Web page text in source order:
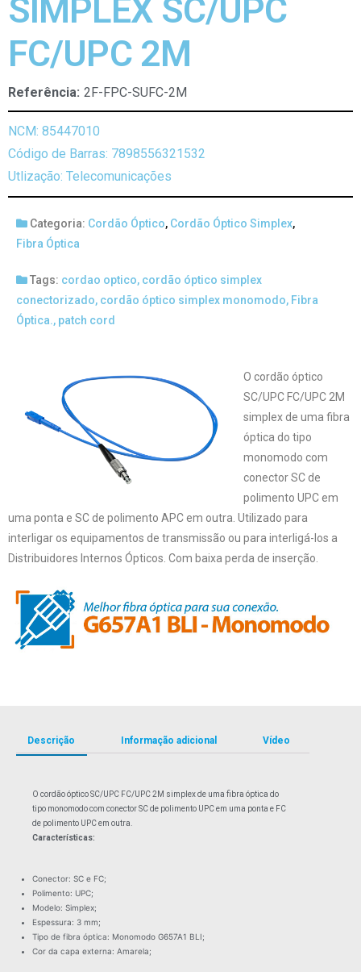
SIMPLEX SC/UPC
FC/UPC 2M
Referência: 2F-FPC-SUFC-2M
NCM: 85447010
Código de Barras: 7898556321532
Utlização: Telecomunicações
Categoria: Cordão Óptico, Cordão Óptico Simplex,
Fibra Óptica
Tags: cordao optico, cordão óptico simplex
conectorizado, cordão óptico simplex monomodo, Fibra
Óptica., patch cord
O cordão óptico
SC/UPC FC/UPC 2M
simplex de uma fibra
óptica do tipo
monomodo com
conector SC de
polimento UPC em
uma ponta e SC de polimento APC em outra. Utilizado para
interligar os equipamentos de transmissão ou para interligá-los a
Distribuidores Internos Ópticos. Com baixa perda de inserção.
Descrição Informação adicional Vídeo
O cordão óptico SC/UPC FC/UPC 2M simplex de uma fibra óptica do
tipo monomodo com conector SC de polimento UPC em uma ponta e FC
de polimento UPC em outra.
Características:
Conector: SC e FC;
Polimento: UPC;
Modelo: Simplex;
Espessura: 3 mm;
Tipo de fibra óptica: Monomodo G657A1 BLI;
Cor da capa externa: Amarela;